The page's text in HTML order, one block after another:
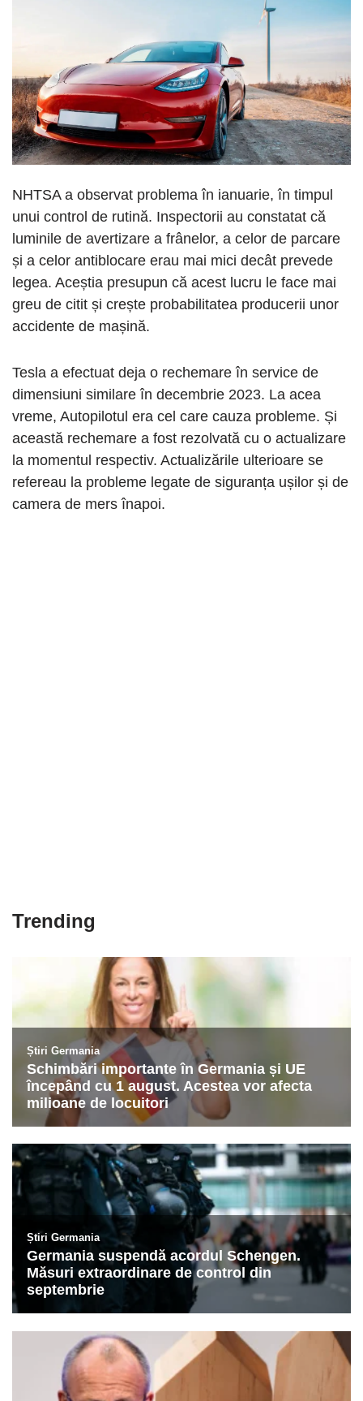
NHTSA a observat problema în ianuarie, în timpul
unui control de rutină. Inspectorii au constatat că
luminile de avertizare a frânelor, a celor de parcare
și a celor antiblocare erau mai mici decât prevede
legea. Aceștia presupun că acest lucru le face mai
greu de citit și crește probabilitatea producerii unor
accidente de mașină.
Tesla a efectuat deja o rechemare în service de
dimensiuni similare în decembrie 2023. La acea
vreme, Autopilotul era cel care cauza probleme. Și
această rechemare a fost rezolvată cu o actualizare
la momentul respectiv. Actualizările ulterioare se
refereau la probleme legate de siguranța ușilor și de
camera de mers înapoi.
Trending